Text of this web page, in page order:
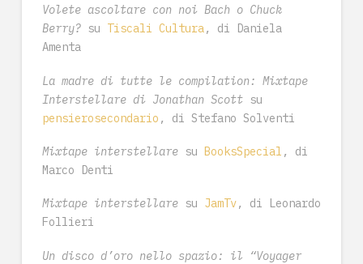
Volete ascoltare con noi Bach o Chuck
Berry?su Tiscali Cultura, di Daniela
Amenta
La madre di tutte le compilation: Mixtape
Interstellare di Jonathan Scottsu
pensierosecondario , di Stefano Solventi
Mixtape interstellare su BooksSpecial , di
Marco Denti
Mixtape interstellare su JamTv, di Leonardo
Follieri
Un disco d’oro nello spazio: il “Voyager